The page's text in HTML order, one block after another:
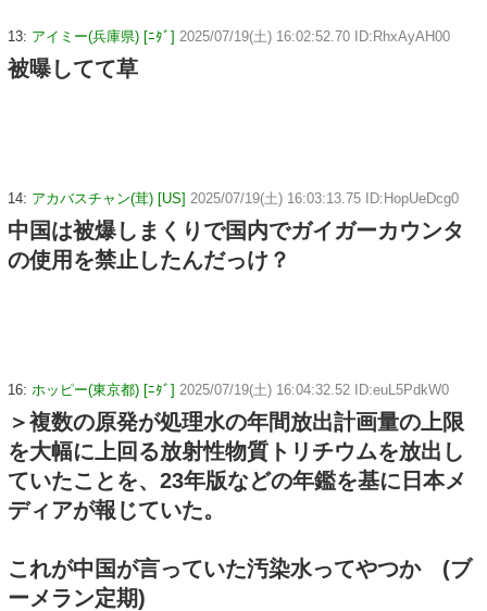
13: アイミー(兵庫県) [ﾆﾀﾞ] 2025/07/19(土) 16:02:52.70 ID:RhxAyAH00
被曝してて草
14: アカバスチャン(茸) [US] 2025/07/19(土) 16:03:13.75 ID:HopUeDcg0
中国は被爆しまくりで国内でガイガーカウンタ
の使用を禁止したんだっけ？
16: ホッピー(東京都) [ﾆﾀﾞ] 2025/07/19(土) 16:04:32.52 ID:euL5PdkW0
＞複数の原発が処理水の年間放出計画量の上限
を大幅に上回る放射性物質トリチウムを放出し
ていたことを、23年版などの年鑑を基に日本メ
ディアが報じていた。
これが中国が言っていた汚染水ってやつか (ブ
ーメラン定期)